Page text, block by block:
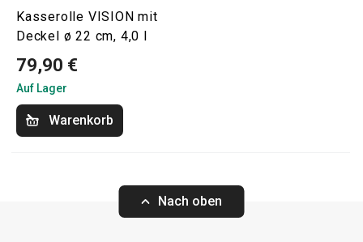
Kasserolle VISION mit
Deckel ø 22 cm, 4,0 l
79,90 €
Auf Lager
Warenkorb
Nach oben